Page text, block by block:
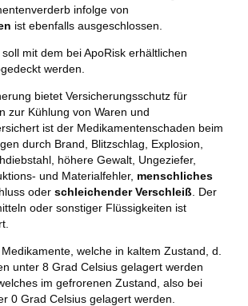
infolge von
ist ebenfalls ausgeschlossen.
soll mit dem bei ApoRisk erhältlichen
werden.
bietet Versicherungsschutz für
zur Kühlung von Waren und
ist der Medikamentenschaden beim
durch Brand, Blitzschlag, Explosion,
höhere Gewalt, Ungeziefer,
und Materialfehler, menschliches
oderschleichender Verschleiß . Der
oder sonstiger Flüssigkeiten ist
welche in kaltem Zustand, d.
unter 8 Grad Celsius gelagert werden
im gefrorenen Zustand, also bei
0 Grad Celsius gelagert werden.